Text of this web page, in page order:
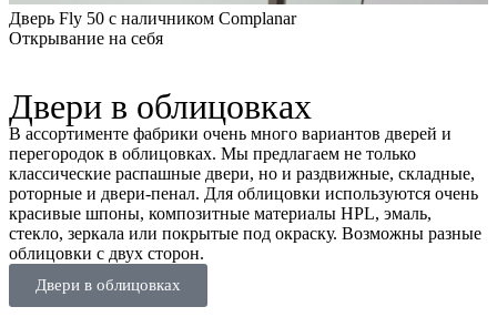
Дверь Fly 50 с наличником Complanar
Открывание на себя
Двери в облицовках
В ассортименте фабрики очень много вариантов дверей и
перегородок в облицовках. Мы предлагаем не только
классические распашные двери, но и раздвижные, складные,
роторные и двери-пенал. Для облицовки используются очень
красивые шпоны, композитные материалы HPL, эмаль,
стекло, зеркала или покрытые под окраску. Возможны разные
облицовки с двух сторон.
Двери в облицовках